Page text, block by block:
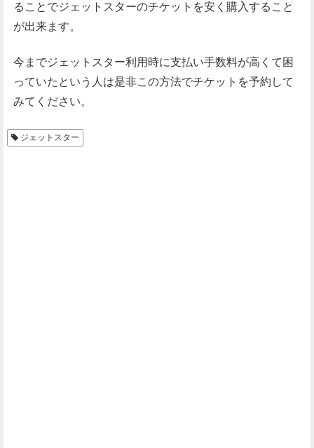
ることでジェットスターのチケットを安く購入すること
が出来ます。
今までジェットスター利用時に支払い手数料が高くて困
っていたという人は是非この方法でチケットを予約して
みてください。
ジェットスター